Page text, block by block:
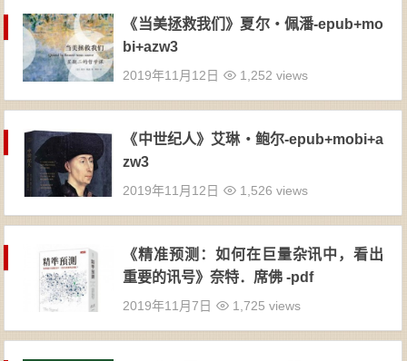
《当美拯救我们》夏尔・佩潘-epub+mo
bi+azw3
2019年11月12日 1,252 views
《中世纪人》艾琳・鲍尔-epub+mobi+a
zw3
2019年11月12日 1,526 views
《精准预测：如何在巨量杂讯中，看出
重要的讯号》奈特．席佛 -pdf
2019年11月7日 1,725 views